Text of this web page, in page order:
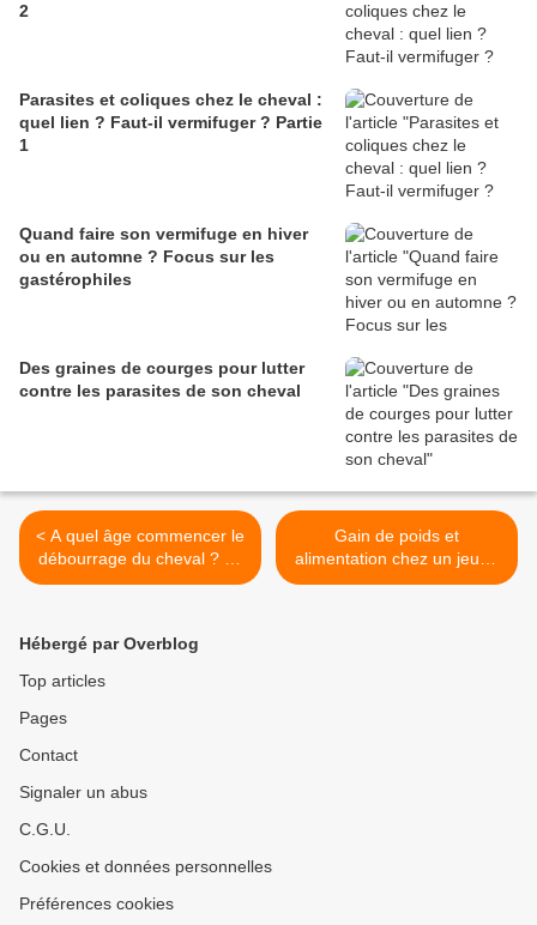
2
Parasites et coliques chez le cheval :
quel lien ? Faut-il vermifuger ? Partie
1
Quand faire son vermifuge en hiver
ou en automne ? Focus sur les
gastérophiles
Des graines de courges pour lutter
contre les parasites de son cheval
< A quel âge commencer le
débourrage du cheval ? Le
côté mental
Gain de poids et
alimentation chez un jeune
cheval et chez un adulte >
Hébergé par Overblog
Top articles
Pages
Contact
Signaler un abus
C.G.U.
Cookies et données personnelles
Préférences cookies